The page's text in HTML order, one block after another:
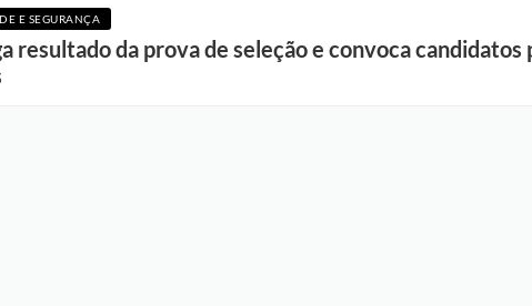
E SEGURANÇA
resultado da prova de seleção e convoca candidatos